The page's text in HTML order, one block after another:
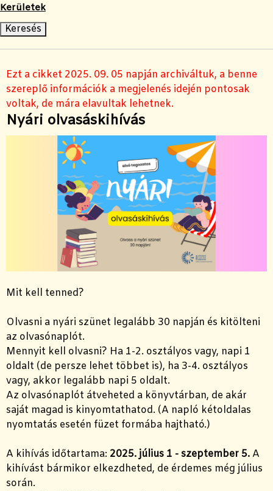
Kerületek
Ezt a cikket 2025. 09. 05 napján archiváltuk, a benne
szereplő információk a megjelenés idején pontosak
voltak, de mára elavultak lehetnek.
Nyári olvasáskihívás
Mit kell tenned?
Olvasni a nyári szünet legalább 30 napján és kitölteni
az olvasónaplót.
Mennyit kell olvasni? Ha 1-2. osztályos vagy, napi 1
oldalt (de persze lehet többet is), ha 3-4. osztályos
vagy, akkor legalább napi 5 oldalt.
Az olvasónaplót átveheted a könyvtárban, de akár
saját magad is kinyomtathatod. (A napló kétoldalas
nyomtatás esetén füzet formába hajtható.)
A kihívás időtartama: 2025. július 1 - szeptember 5.A
kihívást bármikor elkezdheted, de érdemes még július
során.